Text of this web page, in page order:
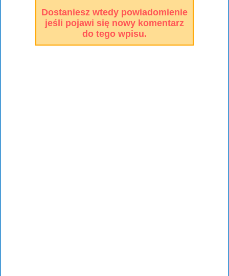
Dostaniesz wtedy powiadomienie
jeśli pojawi się nowy komentarz
do tego wpisu.